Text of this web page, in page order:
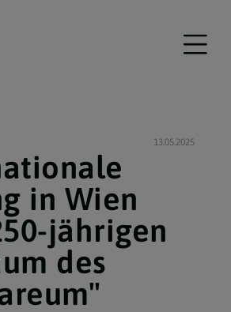
13.05.2025
in Wien
jährigen
des